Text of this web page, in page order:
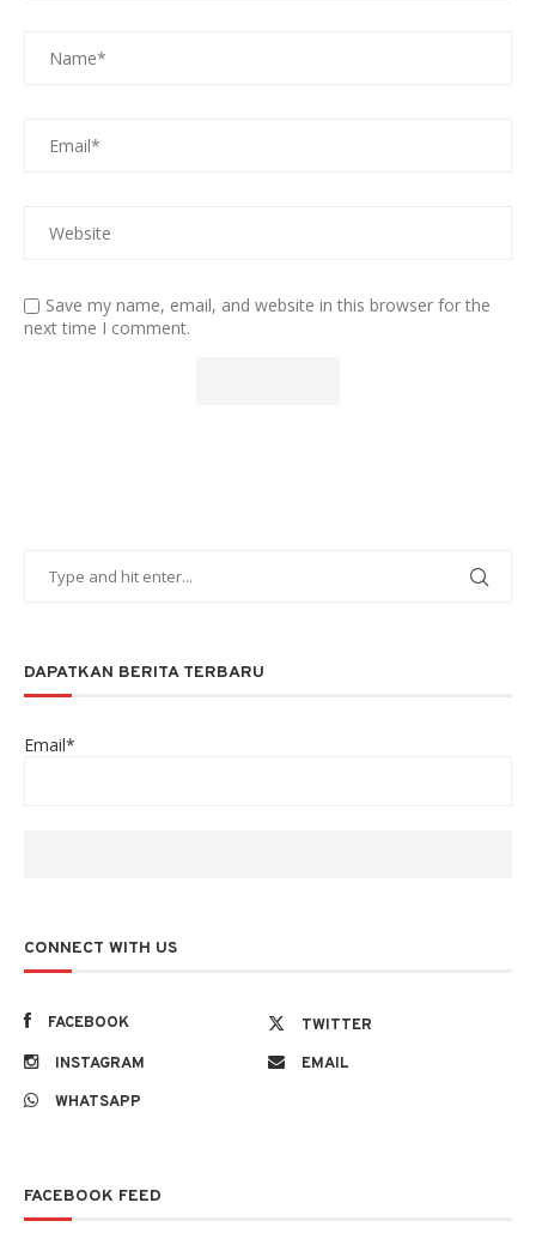
Save my name, email, and website in this browser for the
next time I comment.
DAPATKAN BERITA TERBARU
Email*
CONNECT WITH US
FACEBOOK
TWITTER
INSTAGRAM
EMAIL
WHATSAPP
FACEBOOK FEED